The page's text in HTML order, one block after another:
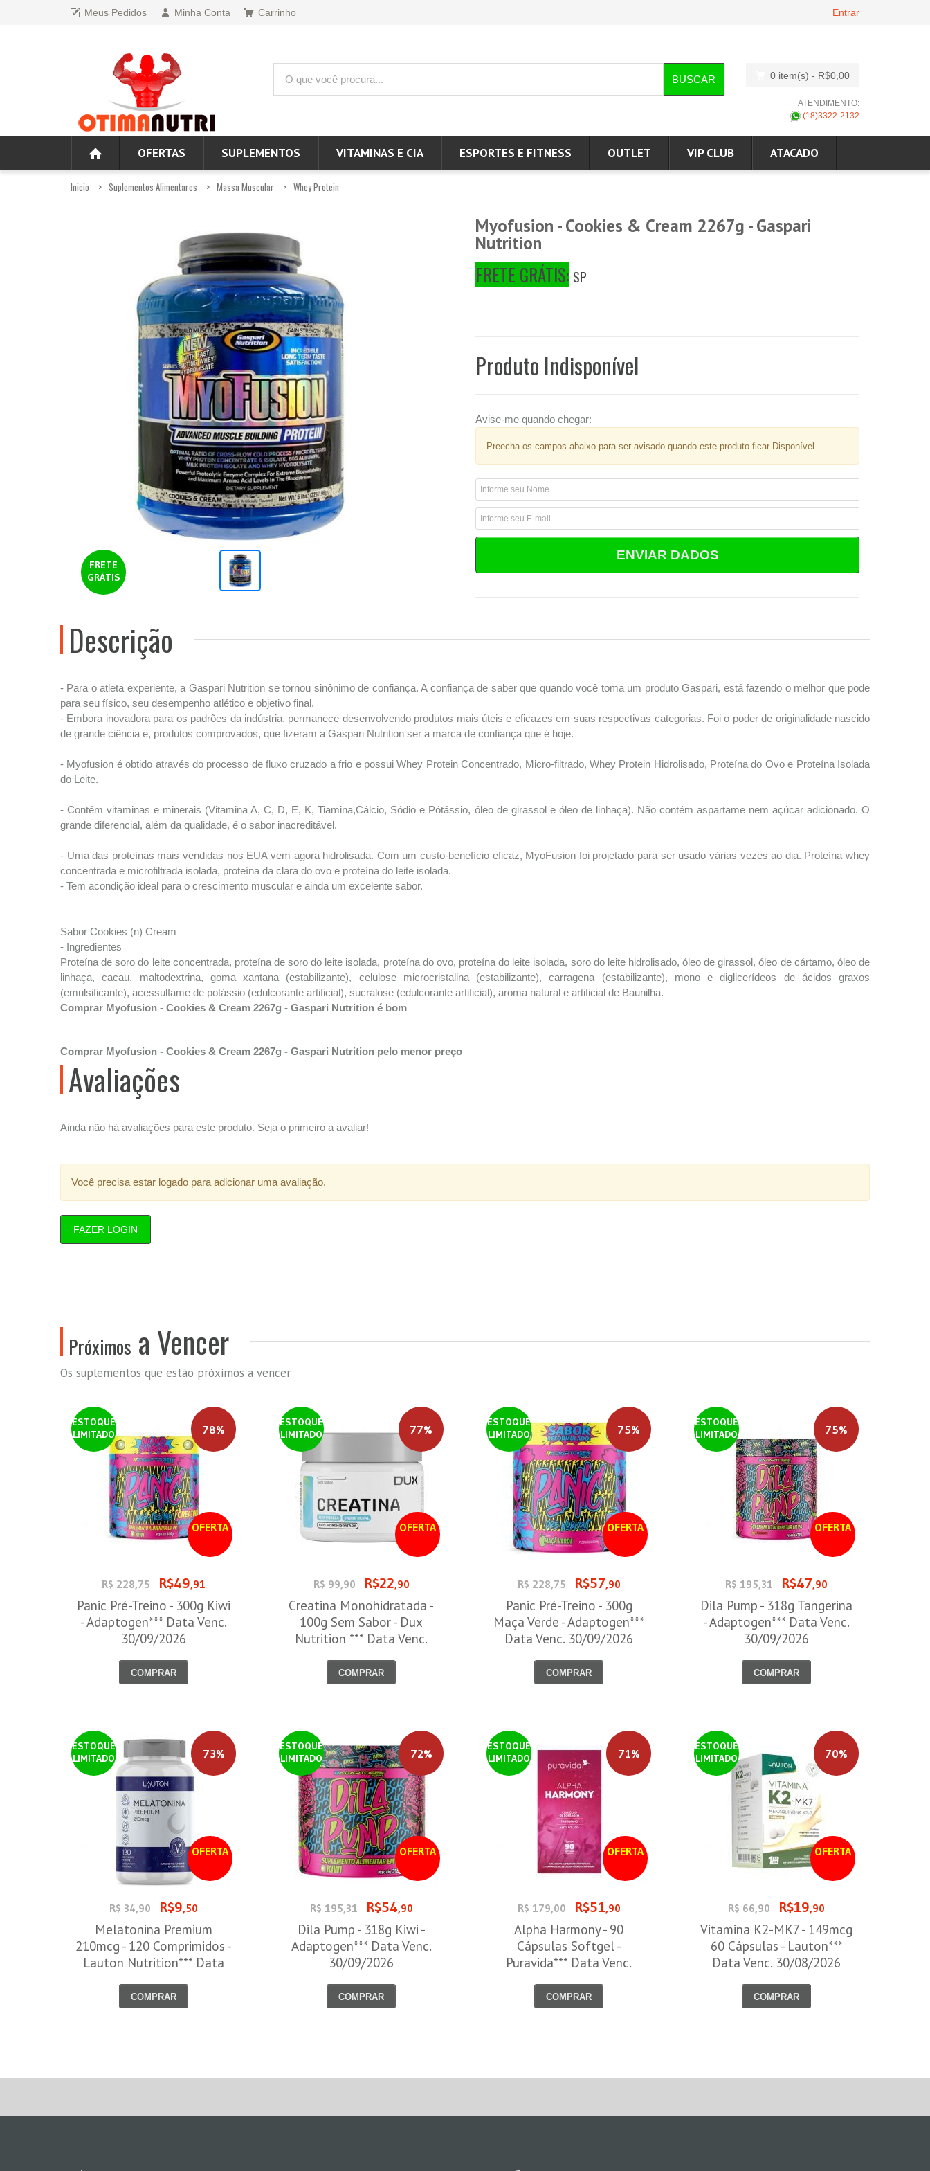
Meus Pedidos Minha Conta Carrinho Entrar
BUSCAR 0 item(s) - R$0,00
ATENDIMENTO:
(18)3322-2132
OFERTAS SUPLEMENTOS VITAMINAS E CIA ESPORTES E FITNESS OUTLET VIP CLUB ATACADO
Inicio Suplementos Alimentares Massa Muscular Whey Protein
FRETE
GRÁTIS
Myofusion - Cookies & Cream 2267g - Gaspari
Nutrition
FRETE GRÁTIS: SP
Produto Indisponível
Avise-me quando chegar:
Preecha os campos abaixo para ser avisado quando este produto ficar Disponível.
ENVIAR DADOS
Descrição
- Para o atleta experiente, a Gaspari Nutrition se tornou sinônimo de confiança. A confiança de saber que quando você toma um produto Gaspari, está fazendo o melhor que pode
para seu físico, seu desempenho atlético e objetivo final.
- Embora inovadora para os padrões da indústria, permanece desenvolvendo produtos mais úteis e eficazes em suas respectivas categorias. Foi o poder de originalidade nascido
de grande ciência e, produtos comprovados, que fizeram a Gaspari Nutrition ser a marca de confiança que é hoje.
- Myofusion é obtido através do processo de fluxo cruzado a frio e possui Whey Protein Concentrado, Micro-filtrado, Whey Protein Hidrolisado, Proteína do Ovo e Proteína Isolada
do Leite.
- Contém vitaminas e minerais (Vitamina A, C, D, E, K, Tiamina,Cálcio, Sódio e Pótássio, óleo de girassol e óleo de linhaça). Não contém aspartame nem açúcar adicionado. O
grande diferencial, além da qualidade, é o sabor inacreditável.
- Uma das proteínas mais vendidas nos EUA vem agora hidrolisada. Com um custo-benefício eficaz, MyoFusion foi projetado para ser usado várias vezes ao dia. Proteína whey
concentrada e microfiltrada isolada, proteína da clara do ovo e proteína do leite isolada.
- Tem acondição ideal para o crescimento muscular e ainda um excelente sabor.
Sabor Cookies (n) Cream
- Ingredientes
Proteína de soro do leite concentrada, proteína de soro do leite isolada, proteína do ovo, proteína do leite isolada, soro do leite hidrolisado, óleo de girassol, óleo de cártamo, óleo de
linhaça, cacau, maltodextrina, goma xantana (estabilizante), celulose microcristalina (estabilizante), carragena (estabilizante), mono e diglicerídeos de ácidos graxos
(emulsificante), acessulfame de potássio (edulcorante artificial), sucralose (edulcorante artificial), aroma natural e artificial de Baunilha.
Comprar Myofusion - Cookies & Cream 2267g - Gaspari Nutrition é bom
Comprar Myofusion - Cookies & Cream 2267g - Gaspari Nutrition pelo menor preço
Avaliações
Ainda não há avaliações para este produto. Seja o primeiro a avaliar!
Você precisa estar logado para adicionar uma avaliação.
FAZER LOGIN
Próximos a Vencer
Os suplementos que estão próximos a vencer
ESTOQUE
LIMITADO
OFERTA
78%
R$ 228,75 R$49,91
Panic Pré-Treino - 300g Kiwi
- Adaptogen*** Data Venc.
30/09/2026
COMPRAR
ESTOQUE
LIMITADO
OFERTA
77%
R$ 99,90 R$22,90
Creatina Monohidratada -
100g Sem Sabor - Dux
Nutrition *** Data Venc.
COMPRAR
ESTOQUE
LIMITADO
OFERTA
75%
R$ 228,75 R$57,90
Panic Pré-Treino - 300g
Maça Verde - Adaptogen***
Data Venc. 30/09/2026
COMPRAR
ESTOQUE
LIMITADO
OFERTA
75%
R$ 195,31 R$47,90
Dila Pump - 318g Tangerina
- Adaptogen*** Data Venc.
30/09/2026
COMPRAR
ESTOQUE
LIMITADO
OFERTA
73%
R$ 34,90 R$9,50
Melatonina Premium
210mcg - 120 Comprimidos -
Lauton Nutrition*** Data
COMPRAR
ESTOQUE
LIMITADO
OFERTA
72%
R$ 195,31 R$54,90
Dila Pump - 318g Kiwi -
Adaptogen*** Data Venc.
30/09/2026
COMPRAR
ESTOQUE
LIMITADO
OFERTA
71%
R$ 179,00 R$51,90
Alpha Harmony - 90
Cápsulas Softgel -
Puravida*** Data Venc.
COMPRAR
ESTOQUE
LIMITADO
OFERTA
70%
R$ 66,90 R$19,90
Vitamina K2-MK7 - 149mcg
60 Cápsulas - Lauton***
Data Venc. 30/08/2026
COMPRAR